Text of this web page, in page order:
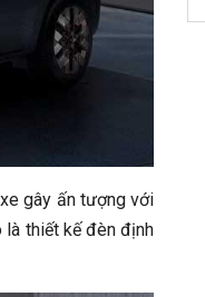
gây ấn tượng với
thiết kế đèn định